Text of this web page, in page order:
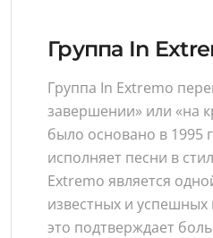
Группа In
Группа In Extremo
завершении» или «на
было основано в 1995
исполняет песни в
Extremo является
известных и
это подтверждает